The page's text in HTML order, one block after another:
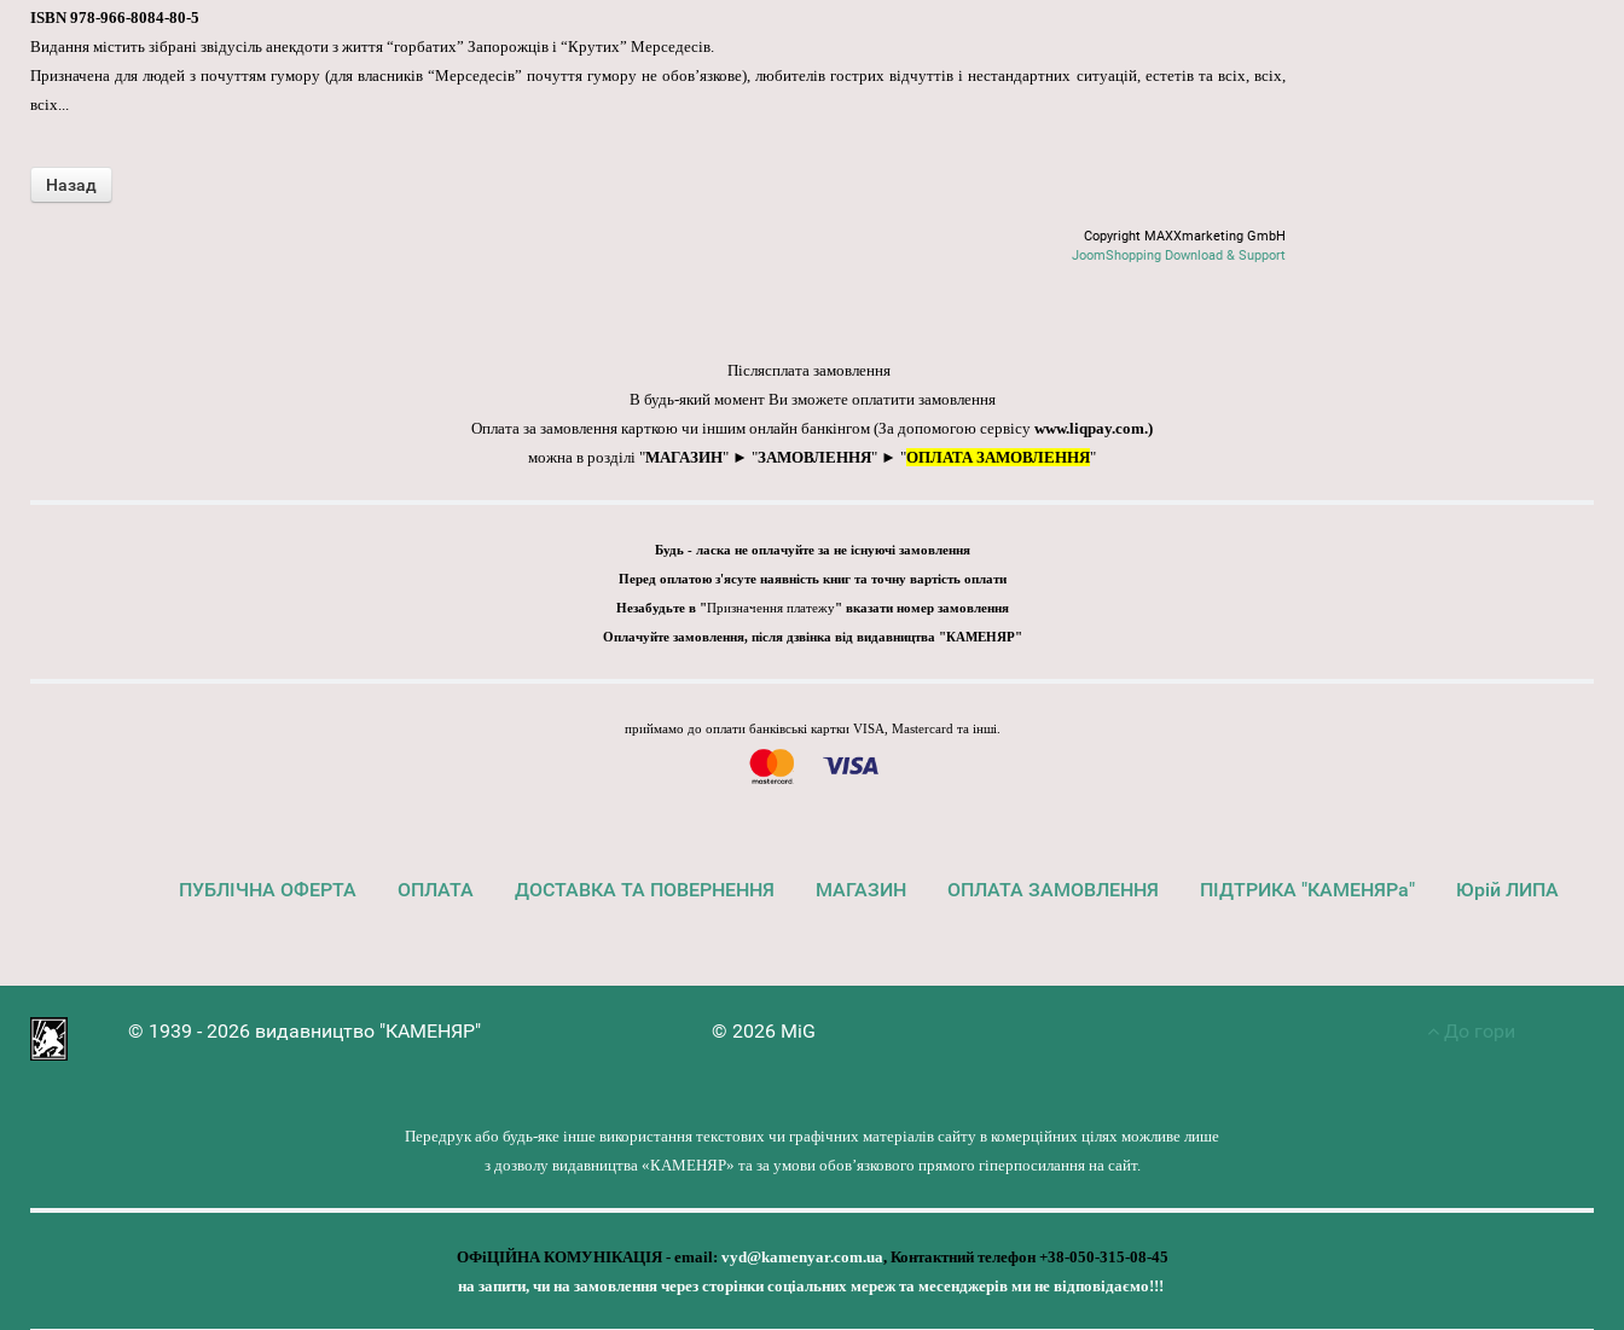
ISBN 978-966-8084-80-5
Видання містить зібрані звідусіль анекдоти з життя “горбатих” Запорожців і “Крутих” Мерседесів.
Призначена для людей з почуттям гумору (для власників “Мерседесів” почуття гумору не обов’язкове), любителів гострих відчуттів і нестандартних ситуацій, естетів та всіх, всіх,
всіх...
Copyright MAXXmarketing GmbH
JoomShopping Download & Support
Післясплата замовлення
В будь-який момент Ви зможете оплатити замовлення
Оплата за замовлення карткою чи іншим онлайн банкінгом (За допомогою сервісу www.liqpay.com.)
можна в розділі "МАГАЗИН" ► "ЗАМОВЛЕННЯ" ► "ОПЛАТА ЗАМОВЛЕННЯ"
Будь - ласка не оплачуйте за не існуючі замовлення
Перед оплатою з'ясуте наявність книг та точну вартість оплати
Незабудьте в "Призначення платежу" вказати номер замовлення
Оплачуйте замовлення, після дзвінка від видавництва "КАМЕНЯР"
приймамо до оплати банківські картки VISA, Mastercard та інші.
ПУБЛІЧНА ОФЕРТА ОПЛАТА ДОСТАВКА ТА ПОВЕРНЕННЯ МАГАЗИН ОПЛАТА ЗАМОВЛЕННЯ ПІДТРИКА "КАМЕНЯРа" Юрій ЛИПА
© 1939 - 2026 видавництво "КАМЕНЯР" © 2026 MiG До гори
Передрук або будь-яке інше використання текстових чи графічних матеріалів сайту в комерційних цілях можливе лише
з дозволу видавництва «КАМЕНЯР» та за умови обов’язкового прямого гіперпосилання на сайт.
ОФіЦІЙНА КОМУНІКАЦІЯ - email: vyd@kamenyar.com.ua, Контактний телефон +38-050-315-08-45
на запити, чи на замовлення через сторінки соціальних мереж та месенджерів ми не відповідаємо!!!